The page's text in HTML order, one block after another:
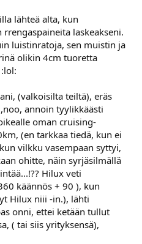
lähteä alta, kun
laskeakseni.
luistinratoja, sen muistin ja
olikin 4cm tuoretta
(valkoisilta teiltä), eräs
annoin tyylikkäästi
oman cruising-
(en tarkkaa tiedä, kun ei
vilkku vasempaan syttyi,
ohitte, näin syrjäsilmällä
Hilux veti
käännös + 90 ), kun
Hilux niii -in.), lähti
onni, ettei ketään tullut
( tai siis yrityksensä),